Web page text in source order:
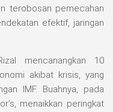
terobosan pemecahan
efektif, jaringan
mencanangkan 10
akibat krisis, yang
IMF. Buahnya, pada
menaikkan peringkat